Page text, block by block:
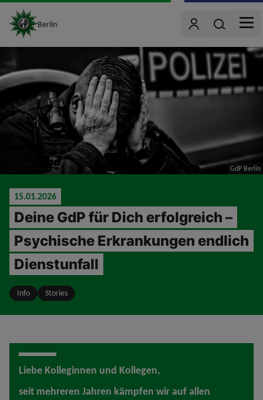
site_logo
Berlin BenutzerWonach
MENU
GdP Berlin
15.01.2026
Deine GdP für Dich erfolgreich –
Psychische Erkrankungen endlich
Dienstunfall
Info Stories
Liebe Kolleginnen und Kollegen,
seit mehreren Jahren kämpfen wir auf allen